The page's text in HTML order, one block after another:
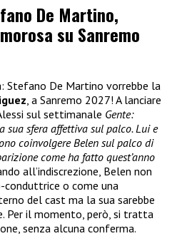
De Martino,
su Sanremo
Stefano De Martino vorrebbe la
, a Sanremo 2027! A lanciare
sul settimanale Gente:
sua sfera affettiva sul palco. Lui e
coinvolgere Belen sul palco di
come ha fatto quest’anno
all’indiscrezione, Belen non
o come una
del cast ma la sua sarebbe
Per il momento, però, si tratta
senza alcuna conferma.